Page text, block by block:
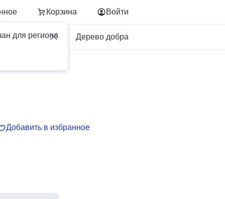
Корзина
для региона
Войти
Для бизнеса Дерево добра
Добавить в избранное